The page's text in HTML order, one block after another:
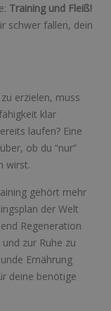
Training und Fleiß!
schwer fallen, dein
erzielen, muss
klar
laufen? Eine
ob du “nur”
wirst.
gehört mehr
der Welt
Regeneration
zur Ruhe zu
Ernährung
deine benötige